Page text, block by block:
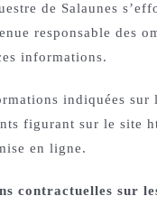
de Salaunes
responsable des
informations.
indiquées sur
figurant sur le site
en ligne.
contractuelles sur